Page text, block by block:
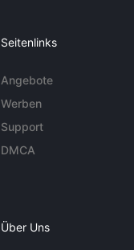
Seitenlinks
Angebote
Werben
Support
DMCA
Über Uns